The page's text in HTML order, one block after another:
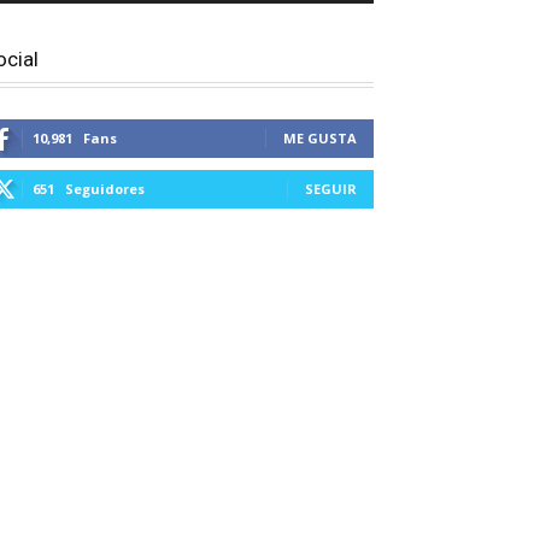
10,981 Fans ME GUSTA
651 Seguidores SEGUIR